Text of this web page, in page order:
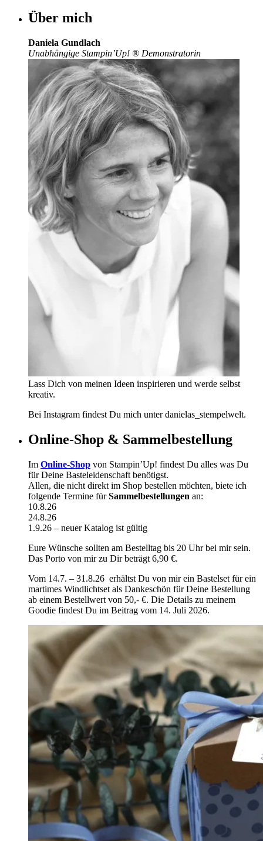
Über mich
Daniela Gundlach
Unabhängige Stampin’Up! ® Demonstratorin
Lass Dich von meinen Ideen inspirieren und werde selbst
kreativ.
Bei Instagram findest Du mich unter danielas_stempelwelt.
Online-Shop & Sammelbestellung
Im Online-Shop von Stampin’Up! findest Du alles was Du
für Deine Basteleidenschaft benötigst.
Allen, die nicht direkt im Shop bestellen möchten, biete ich
folgende Termine fürSammelbestellungen an:
10.8.26
24.8.26
1.9.26 – neuer Katalog ist gültig
Eure Wünsche sollten am Bestelltag bis 20 Uhr bei mir sein.
Das Porto von mir zu Dir beträgt 6,90 €.
Vom 14.7. – 31.8.26 erhältst Du von mir ein Bastelset für ein
martimes Windlichtset als Dankeschön für Deine Bestellung
ab einem Bestellwert von 50,- €. Die Details zu meinem
Goodie findest Du im Beitrag vom 14. Juli 2026.